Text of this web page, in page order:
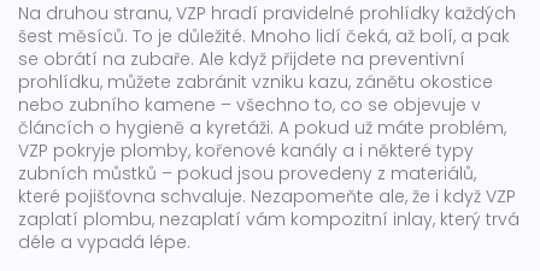
Na druhou stranu, VZP hradí pravidelné prohlídky každých
šest měsíců. To je důležité. Mnoho lidí čeká, až bolí, a pak
se obrátí na zubaře. Ale když přijdete na preventivní
prohlídku, můžete zabránit vzniku kazu, zánětu okostice
nebo zubního kamene – všechno to, co se objevuje v
článcích o hygieně a kyretáži. A pokud už máte problém,
VZP pokryje plomby, kořenové kanály a i některé typy
zubních můstků – pokud jsou provedeny z materiálů,
které pojišťovna schvaluje. Nezapomeňte ale, že i když VZP
zaplatí plombu, nezaplatí vám kompozitní inlay, který trvá
déle a vypadá lépe.